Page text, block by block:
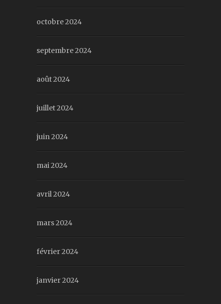
octobre 2024
septembre 2024
août 2024
juillet 2024
juin 2024
mai 2024
avril 2024
mars 2024
février 2024
janvier 2024